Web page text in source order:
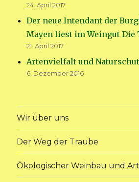
24. April 2017
Der neue Intendant der
Mayen liest im Weingut Die
21. April 2017
Artenvielfalt und
6. Dezember 2016
Wir über uns
Der Weg der Traube
Ökologischer Weinbau und